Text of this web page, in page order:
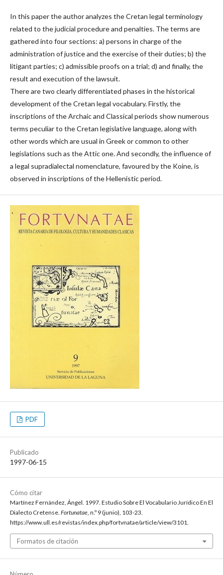
In this paper the author analyzes the Cretan legal terminology
related to the judicial procedure and penalties. The terms are
gathered into four sections: a) persons in charge of the
administration of justice and the exercise of their duties; b) the
litigant parties; c) admissible proofs on a trial; d) and finally, the
result and execution of the lawsuit.
There are two clearly differentiated phases in the historical
development of the Cretan legal vocabulary. Firstly, the
inscriptions of the Archaic and Classical periods show numerous
terms peculiar to the Cretan legislative language, along with
other words which are usual in Greek or common to other
legislations such as the Attic one. And secondly, the influence of
a legal supradialectal nomenclature, favoured by the Koine, is
observed in inscriptions of the Hellenistic period.
PDF
Publicado
1997-06-15
Cómo citar
Martínez Fernández, Ángel. 1997. Estudio Sobre El Vocabulario Jurídico En El
Dialecto Cretense. Fortunatae , n.º 9 (junio), 103-23.
https://www.ull.es/revistas/index.php/fortvnatae/article/view/3101.
Formatos de citación